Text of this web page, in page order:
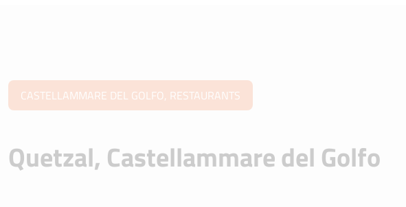
CASTELLAMMARE DEL GOLFO, RESTAURANTS
Quetzal, Castellammare del Golfo